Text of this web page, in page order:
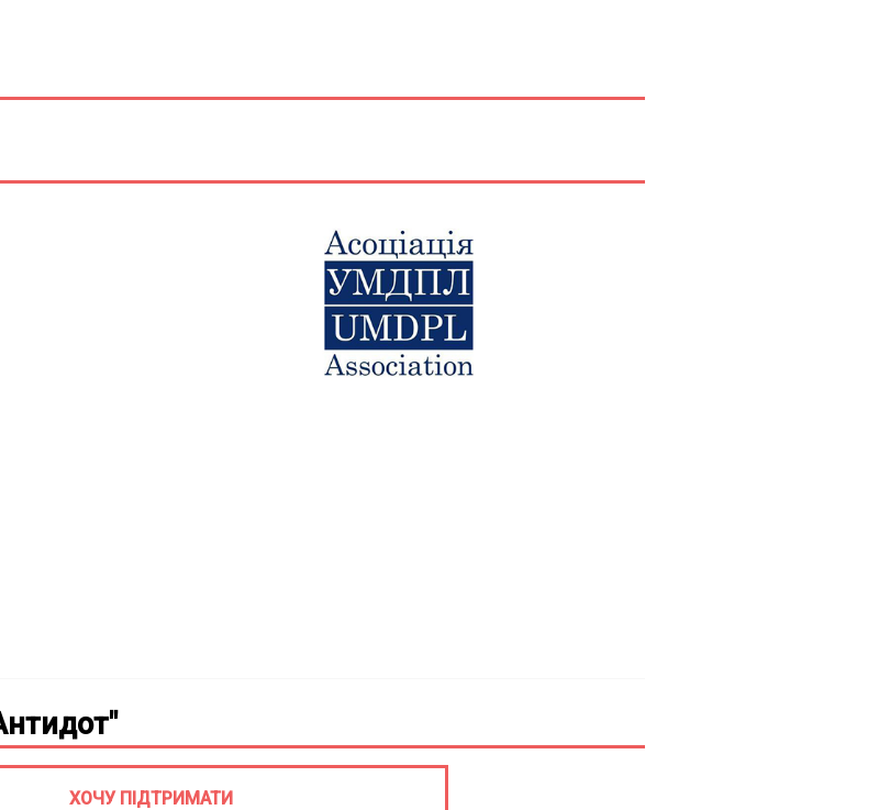
ХОЧУ ПІДТРИМАТИ